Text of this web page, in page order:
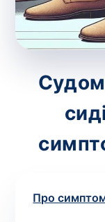
Про
Номер